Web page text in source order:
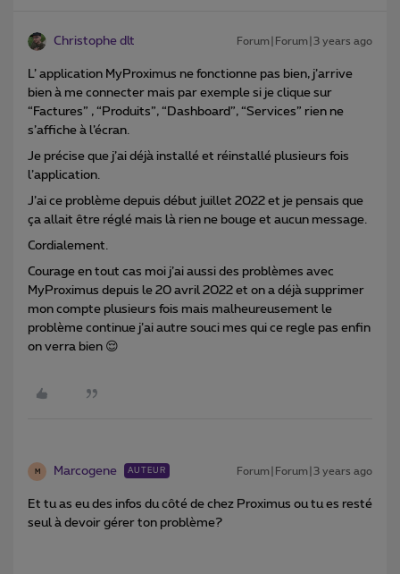
Christophe dlt Forum|Forum|3 years ago
L’ application MyProximus ne fonctionne pas bien, j’arrive
bien à me connecter mais par exemple si je clique sur
“Factures” , “Produits”, “Dashboard”, “Services” rien ne
s’affiche à l’écran.
Je précise que j’ai déjà installé et réinstallé plusieurs fois
l’application.
J’ai ce problème depuis début juillet 2022 et je pensais que
ça allait être réglé mais là rien ne bouge et aucun message.
Cordialement.
Courage en tout cas moi j’ai aussi des problèmes avec
MyProximus depuis le 20 avril 2022 et on a déjà supprimer
mon compte plusieurs fois mais malheureusement le
problème continue j’ai autre souci mes qui ce regle pas enfin
on verra bien 😌
M Marcogene AUTEUR Forum|Forum|3 years ago
Et tu as eu des infos du côté de chez Proximus ou tu es resté
seul à devoir gérer ton problème?